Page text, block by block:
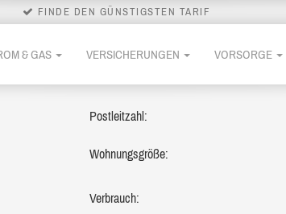
FINDE DEN GÜNSTIGSTEN TARIF
& GAS VERSICHERUNGEN VORSORGE
Postleitzahl:
Wohnungsgröße:
Verbrauch: